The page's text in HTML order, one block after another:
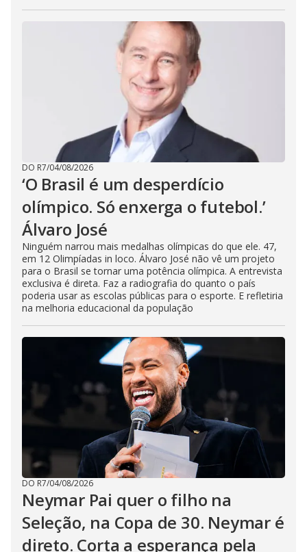
DO R7/04/08/2026
‘O Brasil é um desperdício
olímpico. Só enxerga o futebol.’
Álvaro José
Ninguém narrou mais medalhas olímpicas do que ele. 47,
em 12 Olimpíadas in loco. Álvaro José não vê um projeto
para o Brasil se tornar uma potência olímpica. A entrevista
exclusiva é direta. Faz a radiografia do quanto o país
poderia usar as escolas públicas para o esporte. E refletiria
na melhoria educacional da população
DO R7/04/08/2026
Neymar Pai quer o filho na
Seleção, na Copa de 30. Neymar é
direto. Corta a esperança pela